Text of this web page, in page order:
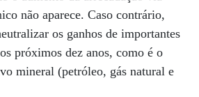
não aparece. Caso contrário,
os ganhos de importantes
próximos dez anos, como é o
mineral (petróleo, gás natural e